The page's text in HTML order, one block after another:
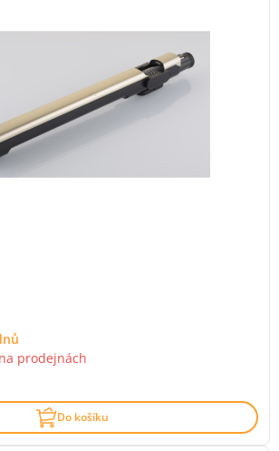
na prodejnách
Do košíku